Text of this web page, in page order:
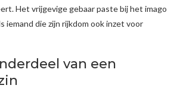
Het vrijgevige gebaar paste bij het imago
iemand die zijn rijkdom ook inzet voor
van een